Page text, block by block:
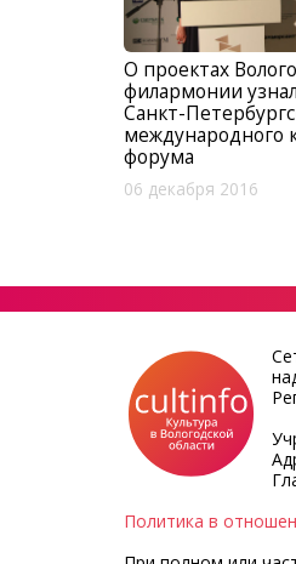
О проектах
филармонии
Санкт-
международного
форума
06 декабря 2016
Политика в